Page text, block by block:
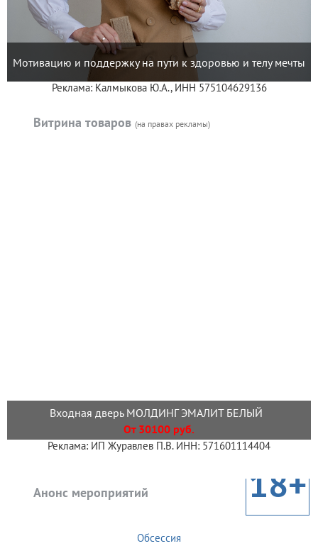
Мотивацию и поддержку на пути к здоровью и телу мечты
Реклама: Калмыкова Ю.А., ИНН 575104629136
Витрина товаров (на правах рекламы)
Входная дверь МОЛДИНГ ЭМАЛИТ БЕЛЫЙ
От 30100 руб.
Реклама: ИП Журавлев П.В. ИНН: 571601114404
Анонс мероприятий 18+
Обсессия